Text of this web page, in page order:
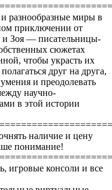
разнообразные миры в
приключении от
и Зоя — писательницы-
сюжетах
чтобы украсть их
друг на друга,
и преодолевать
научно-
в этой истории
наличие и цену
понимание!
игровые консоли и все